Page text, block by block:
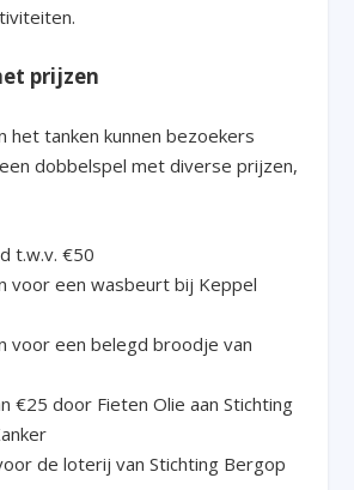
prijzen
het tanken kunnen bezoekers
dobbelspel met diverse prijzen,
t.w.v. €50
voor een wasbeurt bij Keppel
voor een belegd broodje van
€25 door Fieten Olie aan Stichting
de loterij van Stichting Bergop